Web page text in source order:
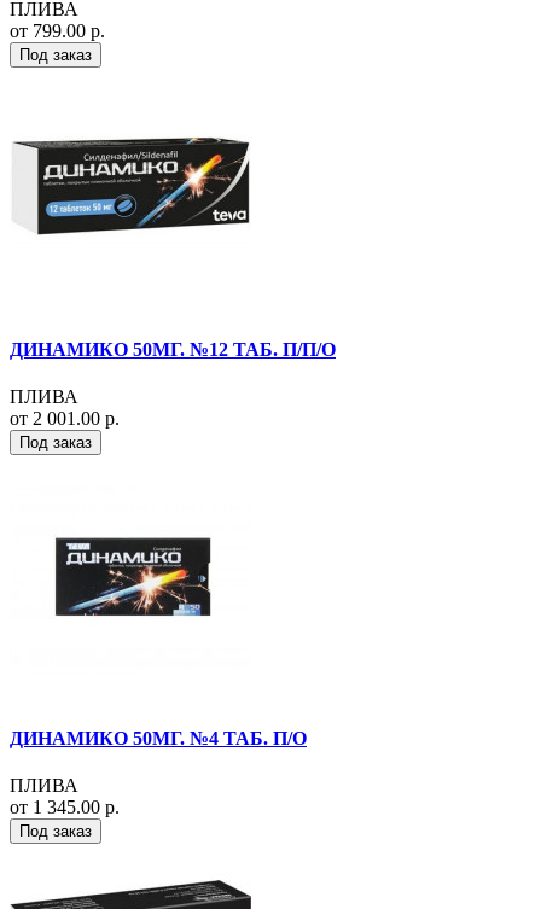
ПЛИВА
от 799.00 р.
Под заказ
ДИНАМИКО 50МГ. №12 ТАБ. П/П/О
ПЛИВА
от 2 001.00 р.
Под заказ
ДИНАМИКО 50МГ. №4 ТАБ. П/О
ПЛИВА
от 1 345.00 р.
Под заказ